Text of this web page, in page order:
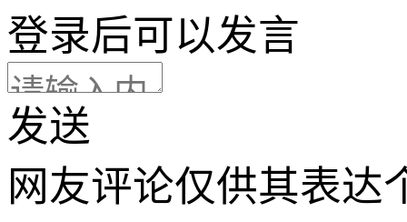
登录后可以发言
发送
网友评论仅供其表达